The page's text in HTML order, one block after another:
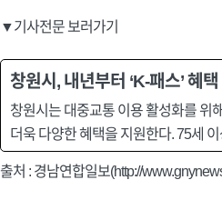
▼기사전문 보러가기
창원시, 내년부터 ‘K-패스’ 혜택
창원시는 대중교통 이용 활성화를 위
더욱 다양한 혜택을 지원한다. 75세
출처 : 경남연합일보(http://